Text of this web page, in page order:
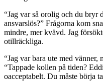
“Jag var så orolig och du bryr
ansvarslös?” Frågorna kom
mindre, mer kvävd. Jag
otillräckliga.
“Jag var bara ute med
“Tappade kollen på tiden?
oacceptabelt. Du måste börja